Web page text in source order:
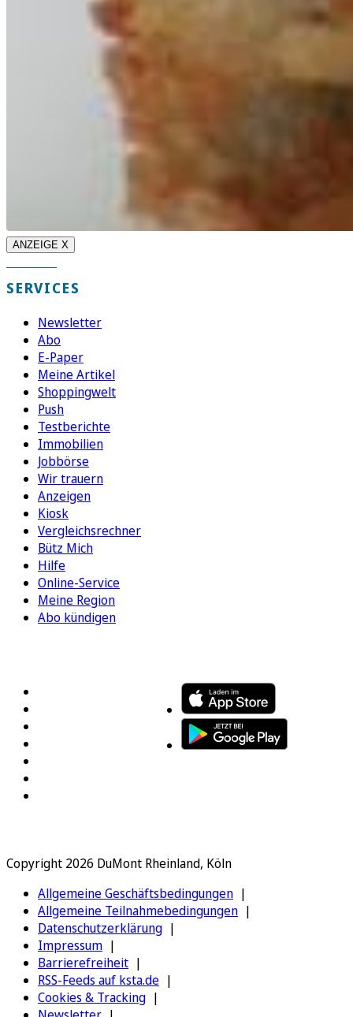
ANZEIGE X
SERVICES
Newsletter
Abo
E-Paper
Meine Artikel
Shoppingwelt
Push
Testberichte
Immobilien
Jobbörse
Wir trauern
Anzeigen
Kiosk
Vergleichsrechner
Bütz Mich
Hilfe
Online-Service
Meine Region
Abo kündigen
Copyright 2026 DuMont Rheinland, Köln
Allgemeine Geschäftsbedingungen
Allgemeine Teilnahmebedingungen
Datenschutzerklärung
Impressum
Barrierefreiheit
RSS-Feeds auf ksta.de
Cookies & Tracking